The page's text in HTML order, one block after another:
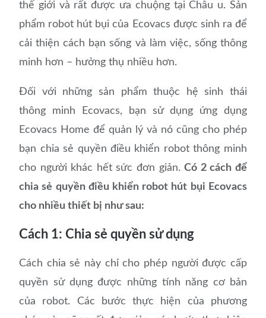
thế giới và rất được ưa chuộng tại Châu u. Sản
phẩm robot hút bụi của Ecovacs được sinh ra để
cải thiện cách bạn sống và làm việc, sống thông
minh hơn – hưởng thụ nhiều hơn.
Đối với những sản phẩm thuộc hệ sinh thái
thông minh Ecovacs, bạn sử dụng ứng dụng
Ecovacs Home để quản lý và nó cũng cho phép
bạn chia sẻ quyền điều khiển robot thông minh
cho người khác hết sức đơn giản.Có 2 cách để
chia sẻ quyền điều khiển robot hút bụi Ecovacs
cho nhiều thiết bị như sau:
Cách 1: Chia sẻ quyền sử dụng
Cách chia sẻ này chỉ cho phép người được cấp
quyền sử dụng được những tính năng cơ bản
của robot. Các bước thực hiện của phương